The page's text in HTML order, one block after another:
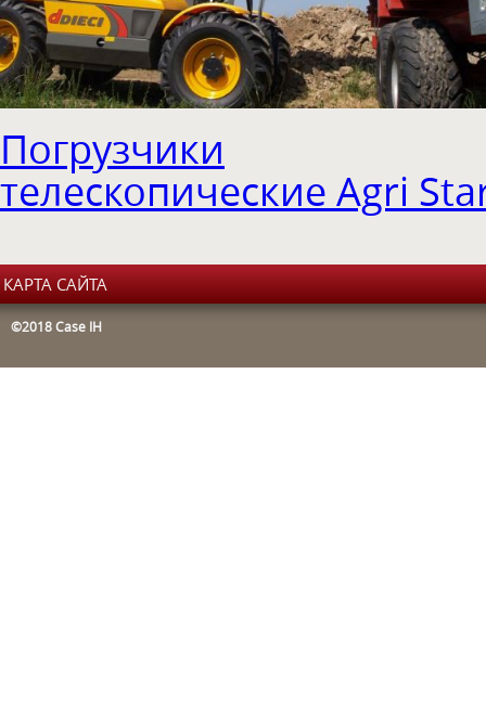
Погрузчики
телескопические Agri
КАРТА САЙТА
©2018 Case IH